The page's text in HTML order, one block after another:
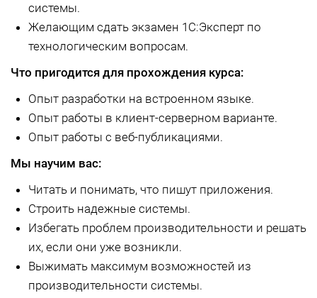
системы.
Желающим сдать экзамен 1С:Эксперт по
технологическим вопросам.
Что пригодится для прохождения курса:
Опыт разработки на встроенном языке.
Опыт работы в клиент-серверном варианте.
Опыт работы с веб-публикациями.
Мы научим вас:
Читать и понимать, что пишут приложения.
Строить надежные системы.
Избегать проблем производительности и решать
их, если они уже возникли.
Выжимать максимум возможностей из
производительности системы.